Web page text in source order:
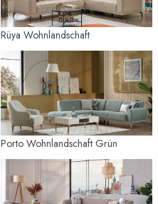
Rüya Wohnlandschaft
Porto Wohnlandschaft Grün